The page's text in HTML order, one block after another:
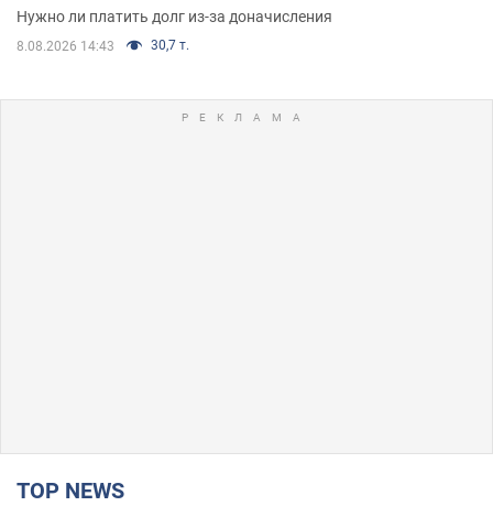
Нужно ли платить долг из-за доначисления
8.08.2026 14:43 30,7 т.
TOP NEWS